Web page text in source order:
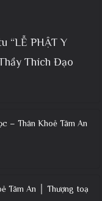
“LỄ PHẬT Y
Thích Đạo
– Thân Khoẻ Tâm An
Tâm An │ Thượng toạ